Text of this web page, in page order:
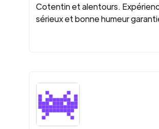
Cotentin et alentours.
sérieux et bonne humeur